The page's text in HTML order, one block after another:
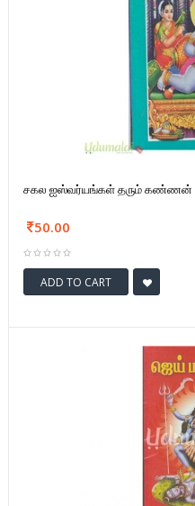
சகல ஐஸ்வர்யங்கள் தரும் கண்ணன்
50.00
ADD TO CART